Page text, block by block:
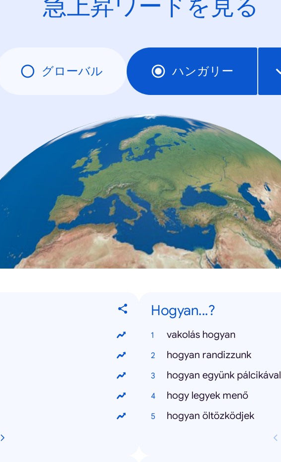
急上昇ワードを見る
グローバル ハンガリー
Hogyan...?
vakolás hogyan
hogyan randizzunk
hogyan együnk pálcikával
hogy legyek menő
hogyan öltözködjek